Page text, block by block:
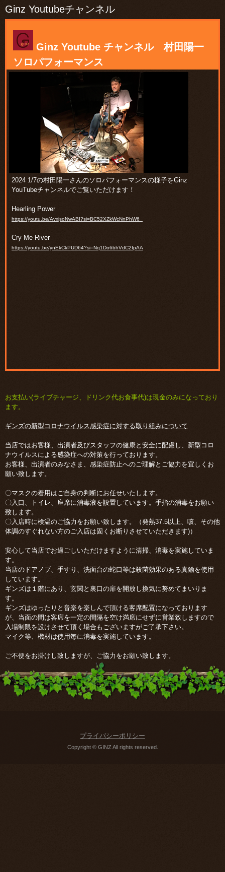
Ginz Youtubeチャンネル
Ginz Youtube チャンネル 村田陽一
ソロパフォーマンス
2024 1/7の村田陽一さんのソロパフォーマンスの様子をGinz
YouTubeチャンネルでご覧いただけます！
Hearling Power
https://youtu.be/AvxjsoNwABI?si=BC52XZkWcNnPhW6_
Cry Me River
https://youtu.be/ynEkCkPUD64?si=Nq1Do6bhVdC2IpAA
お支払い(ライブチャージ、ドリンク代お食事代)は現金のみになっており
ます。
ギンズの新型コロナウイルス感染症に対する取り組みについて
当店ではお客様、出演者及びスタッフの健康と安全に配慮し、新型コロ
ナウイルスによる感染症への対策を行っております。
お客様、出演者のみなさま、感染症防止へのご理解とご協力を宜しくお
願い致します。
〇マスクの着用はご自身の判断にお任せいたします。
〇入口、トイレ、座席に消毒液を設置しています。手指の消毒をお願い
致します。
〇入店時に検温のご協力をお願い致します。（発熱37.5以上、咳、その他
体調のすぐれない方のご入店は固くお断りさせていただきます)）
安心して当店でお過ごしいただけますように清掃、消毒を実施していま
す。
当店のドアノブ、手すり、洗面台の蛇口等は殺菌効果のある真鍮を使用
しています。
ギンズは１階にあり、玄関と裏口の扉を開放し換気に努めてまいりま
す。
ギンズはゆったりと音楽を楽しんで頂ける客席配置になっております
が、当面の間は客席を一定の間隔を空け満席にせずに営業致しますので
入場制限を設けさせて頂く場合もございますがご了承下さい。
マイク等、機材は使用毎に消毒を実施しています。
ご不便をお掛けし致しますが、ご協力をお願い致します。
プライバシーポリシー
Copyright © GINZ All rights reserved.